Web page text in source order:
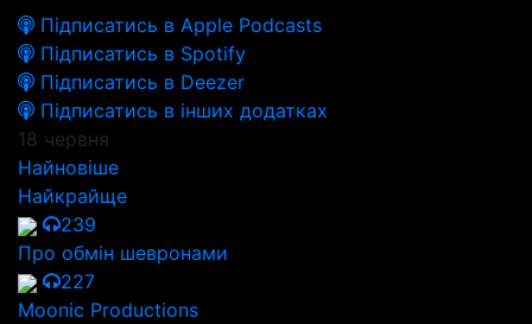
Підписатись в Apple Podcasts
Підписатись в Spotify
Підписатись в Deezer
Підписатись в інших додатках
18 червня
Найновіше
Найкрайще
239
Про обмін шевронами
227
Moonic Productions